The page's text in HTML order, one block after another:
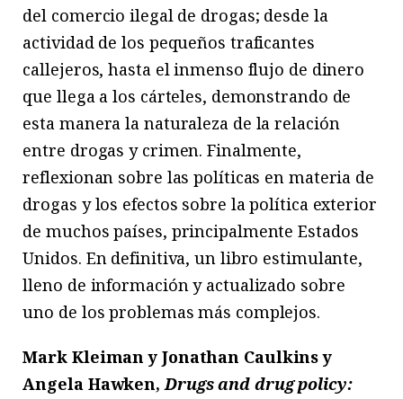
del comercio ilegal de drogas; desde la
actividad de los pequeños traficantes
callejeros, hasta el inmenso flujo de dinero
que llega a los cárteles, demonstrando de
esta manera la naturaleza de la relación
entre drogas y crimen. Finalmente,
reflexionan sobre las políticas en materia de
drogas y los efectos sobre la política exterior
de muchos países, principalmente Estados
Unidos. En definitiva, un libro estimulante,
lleno de información y actualizado sobre
uno de los problemas más complejos.
Mark Kleiman y Jonathan Caulkins y
Angela Hawken,Drugs and drug policy: